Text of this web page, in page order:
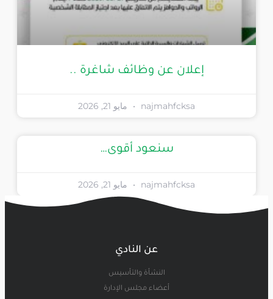
إعلان عن وظائف شاغرة ..
najmahfcksa مايو 21, 2026
سنعود أقوى…
najmahfcksa مايو 21, 2026
عن النادي
النشأة والتأسيس
أعضاء مجلس الإدارة